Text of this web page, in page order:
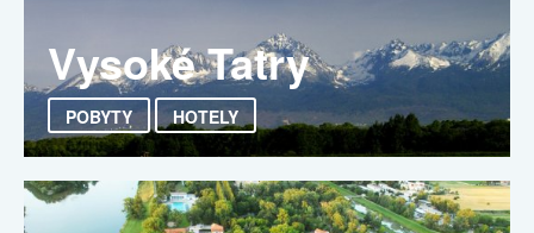
Vysoké Tatry
POBYTY HOTELY